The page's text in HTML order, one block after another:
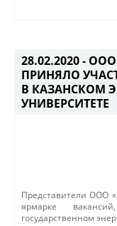
28.02.2020 - ООО
ПРИНЯЛО
В КАЗАНСКОМ
УНИВЕРСИТЕТЕ
Представители ООО
ярмарке
государственном